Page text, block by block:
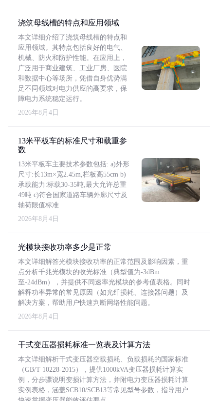
浇筑母线槽的特点和应用领域
本文详细介绍了浇筑母线槽的特点和
应用领域。其特点包括良好的电气、
机械、防火和防护性能。在应用上，
广泛用于商业建筑、工业厂房、医院
和数据中心等场所，凭借自身优势满
足不同领域对电力供应的高要求，保
障电力系统稳定运行。
2026年8月4日
13米平板车的标准尺寸和载重参
数
13米平板车主要技术参数包括: a)外形
尺寸:长13m×宽2.45m,栏板高55cm b)
承载能力:标载30-35吨,最大允许总重
49吨 c)符合国家道路车辆外廓尺寸及
轴荷限值标准
2026年8月4日
光模块接收功率多少是正常
本文详细解答光模块接收功率的正常范围及影响因素，重
点分析千兆光模块的收光标准（典型值为-3dBm
至-24dBm），并提供不同速率光模块的参考值表格。同时
解释功率异常的常见原因（如光纤损耗、连接器问题）及
解决方案，帮助用户快速判断网络性能问题。
2026年8月4日
干式变压器损耗标准一览表及计算方法
本文详细解析干式变压器空载损耗、负载损耗的国家标准
（GB/T 10228-2015），提供1000kVA变压器损耗计算实
例，分步骤说明变损计算方法，并附电力变压器损耗计算
实例表格，涵盖SCB10/SCB13等常见型号参数，指导用户